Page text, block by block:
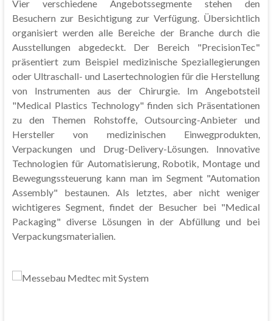
Vier verschiedene Angebotssegmente stehen den
Besuchern zur Besichtigung zur Verfügung. Übersichtlich
organisiert werden alle Bereiche der Branche durch die
Ausstellungen abgedeckt. Der Bereich "PrecisionTec"
präsentiert zum Beispiel medizinische Speziallegierungen
oder Ultraschall- und Lasertechnologien für die Herstellung
von Instrumenten aus der Chirurgie. Im Angebotsteil
"Medical Plastics Technology" finden sich Präsentationen
zu den Themen Rohstoffe, Outsourcing-Anbieter und
Hersteller von medizinischen Einwegprodukten,
Verpackungen und Drug-Delivery-Lösungen. Innovative
Technologien für Automatisierung, Robotik, Montage und
Bewegungssteuerung kann man im Segment "Automation
Assembly" bestaunen. Als letztes, aber nicht weniger
wichtigeres Segment, findet der Besucher bei "Medical
Packaging" diverse Lösungen in der Abfüllung und bei
Verpackungsmaterialien.